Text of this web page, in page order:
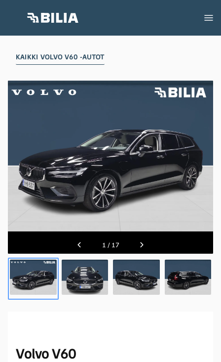
KAIKKI VOLVO V60 -AUTOT
1 / 17
Volvo V60